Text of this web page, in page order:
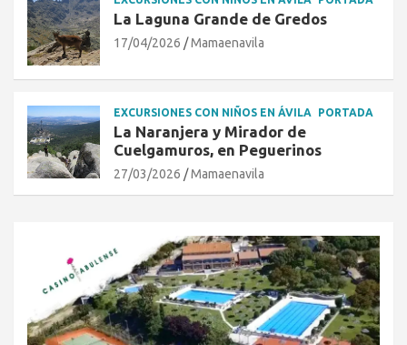
La Laguna Grande de Gredos
17/04/2026 Mamaenavila
EXCURSIONES CON NIÑOS EN ÁVILA PORTADA
La Naranjera y Mirador de
Cuelgamuros, en Peguerinos
27/03/2026 Mamaenavila